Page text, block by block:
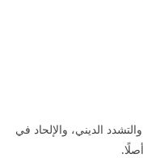
الديني، والإلحاد في